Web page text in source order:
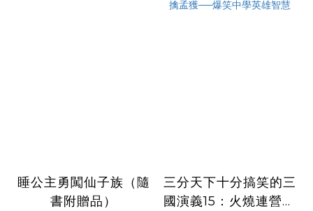
睡公主勇闖仙子族（隨
書附贈品）
三分天下十分搞笑的三
國演義15：火燒連營／